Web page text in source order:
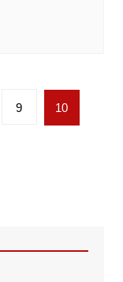
9 10